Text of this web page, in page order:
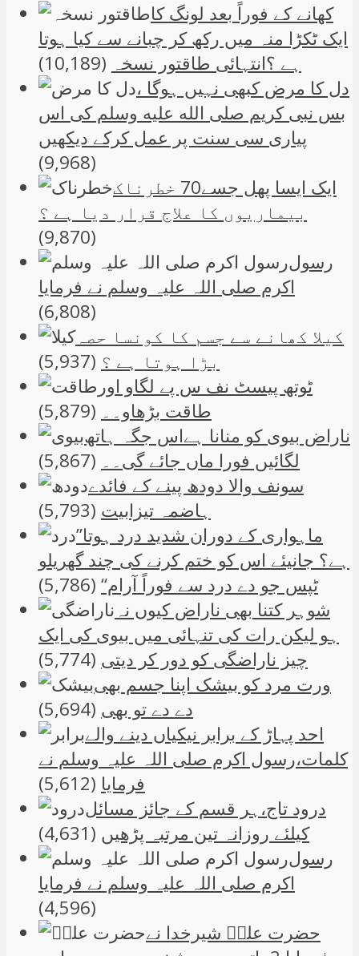
کھانے کے فوراً بعد لونگ کا
ایک ٹکڑا منہ میں رکھ کر چبانے سے کیا ہوتا
ہے ؟انتہائی طاقتور نسخہ (10,189)
دل کا مرض کبھی نہیں ہوگا ،
بس نبی کریم صلی الله علیه وسلم کی اس
پیاری سی سنت پر عمل کرکے دیکھیں
(9,968)
ایک ایسا پھل جسے70 خطرناک
بیماریوں کا علاج قرار دیا ہے ؟
(9,870)
رسول
اکرم صلی اللہ علیہ وسلم نے فرمایا
(6,808)
کیلا کھانے سے جسم کا کونسا حصہ
بڑا ہوتا ہے ؟ (5,937)
ٹوتھ پیسٹ نف س پے لگاو اور
طاقت بڑھاو۔۔ (5,879)
ناراض بیوی کو منانا ہےاس جگہ ہاتھ
لگائیں فورا ماں جائے گی۔۔ (5,867)
سونف والا دودھ پینے کے فائدے
ہاضمہ تیزابیت (5,793)
”ماہواری کے دوران شدید درد ہوتا
ہے؟ جانیئے اس کو ختم کرنے کی چند گھریلو
ٹپس جو دے درد سے فوراً آرام“ (5,786)
شوہر کتنا بھی ناراض کیوں نہ
ہو لیکن رات کی تنہائی میں بیوی کی ایک
چیز ناراضگی کو دور کر دیتی (5,774)
ورت مرد کو بیشک اپنا جسم بھی
دے دے تو بھی (5,694)
احد پہاڑ کے برابر نیکیاں دینے والے
کلمات،رسول اکرم صلی اللہ علیہ وسلم نے
فرمایا (5,612)
درود تاج،ہر قسم کے جائز مسائل
کیلئے روزانہ تین مرتبہ پڑھیں (4,631)
رسول
اکرم صلی اللہ علیہ وسلم نے فرمایا
(4,596)
حضرت علیؑ شیرخدا نے